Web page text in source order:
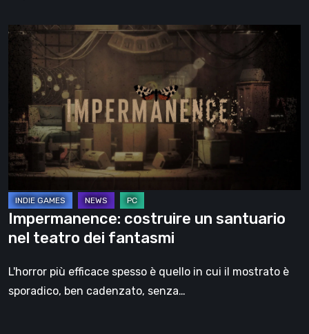
Impermanence:
costruire
santuario
nel
teatro
dei
fantasmi
Impermanence: costruire un santuario
nel teatro dei fantasmi
L'horror più efficace spesso è quello in cui il mostrato è
sporadico, ben cadenzato, senza…